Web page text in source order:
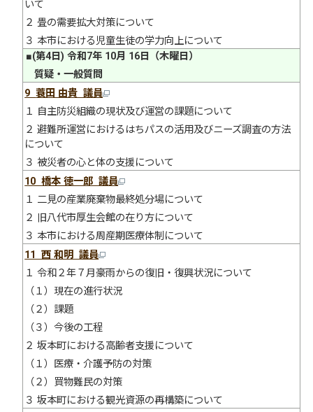
いて
２ 畳の需要拡大対策について
３ 本市における児童生徒の学力向上について
■(第4日) 令和7年 10月 16日（木曜日）
質疑・一般質問
9蓑田 由貴 議員
１ 自主防災組織の現状及び運営の課題について
２ 避難所運営におけるはちパスの活用及びニーズ調査の方法
について
３ 被災者の心と体の支援について
10 橋本 徳一郎 議員
１ 二見の産業廃棄物最終処分場について
２ 旧八代市厚生会館の在り方について
３ 本市における周産期医療体制について
11 西 和明 議員
１ 令和２年７月豪雨からの復旧・復興状況について
（１）現在の進行状況
（２）課題
（３）今後の工程
２ 坂本町における高齢者支援について
（１）医療・介護予防の対策
（２）買物難民の対策
３ 坂本町における観光資源の再構築について